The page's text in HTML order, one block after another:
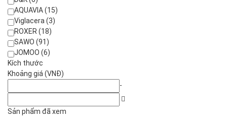
AQUAVIA (15)
Viglacera (3)
ROXER (18)
SAWO (91)
JOMOO (6)
Kích thước
Khoảng giá (VNĐ)
-
Sản phẩm đã xem